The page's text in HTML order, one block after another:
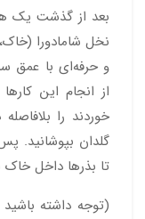
بعد از گذشت یک
نخل شامادورا
و حرفه‌ای با عمق
از انجام این
خوردند را
گلدان بپوشانید.
تا بذرها داخل خاک
(توجه داشته